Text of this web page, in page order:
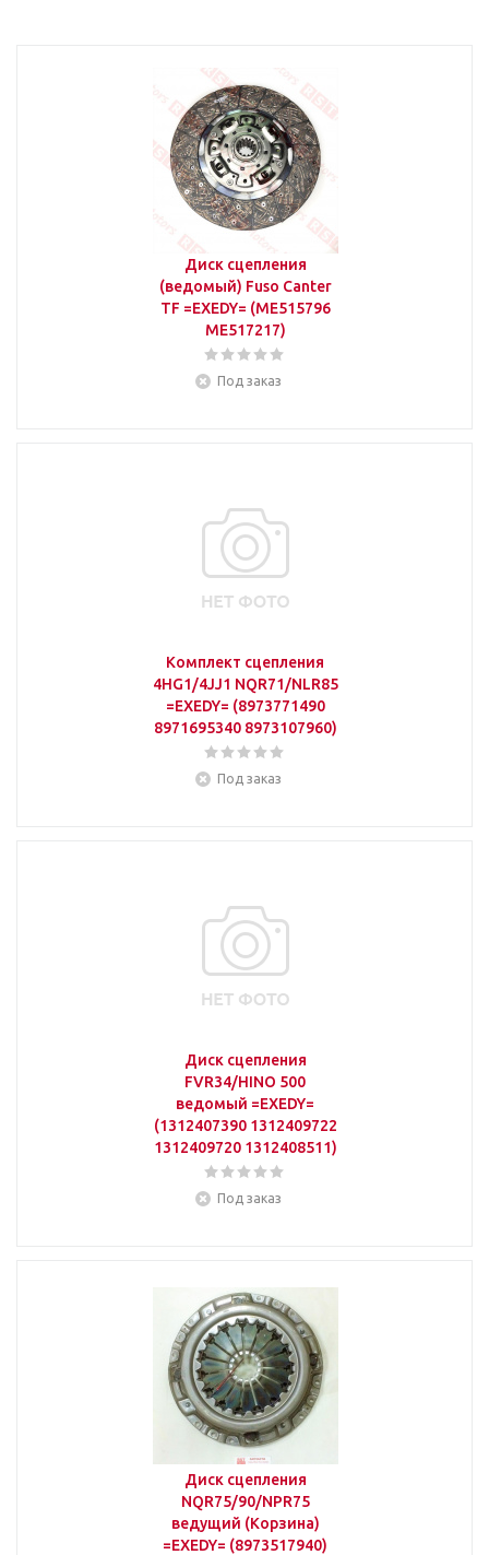
Диск сцепления
(ведомый) Fuso Canter
TF =EXEDY= (ME515796
ME517217)
Под заказ
Комплект сцепления
4HG1/4JJ1 NQR71/NLR85
=EXEDY= (8973771490
8971695340 8973107960)
Под заказ
Диск сцепления
FVR34/HINO 500
ведомый =EXEDY=
(1312407390 1312409722
1312409720 1312408511)
Под заказ
Диск сцепления
NQR75/90/NPR75
ведущий (Корзина)
=EXEDY= (8973517940)